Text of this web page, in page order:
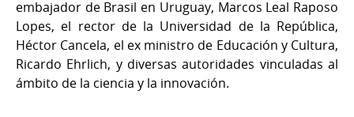
embajador de Brasil en Uruguay, Marcos Leal Raposo
Lopes, el rector de la Universidad de la República,
Héctor Cancela, el ex ministro de Educación y Cultura,
Ricardo Ehrlich, y diversas autoridades vinculadas al
ámbito de la ciencia y la innovación.